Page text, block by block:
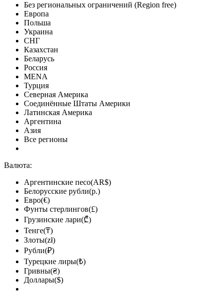
Без региональных ограничений (Region free)
Европа
Польша
Украина
СНГ
Казахстан
Беларусь
Россия
MENA
Турция
Северная Америка
Соединённые Штаты Америки
Латинская Америка
Аргентина
Азия
Все регионы
Валюта:
Аргентинские песо(AR$)
Белорусские рубли(р.)
Евро(€)
Фунты стерлингов(£)
Грузинские лари(₾)
Тенге(₸)
Злоты(zł)
Рубли(₽)
Турецкие лиры(₺)
Гривны(₴)
Доллары($)